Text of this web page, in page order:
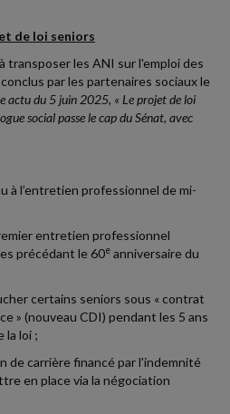
de loi seniors
transposer les ANI sur l'emploi des
par les partenaires sociaux le
actu du 5 juin 2025, « Le projet de loi
social passe le cap du Sénat, avec
à l’entretien professionnel de mi-
entretien professionnel
précédant le 60e anniversaire du
certains seniors sous « contrat
» (nouveau CDI) pendant les 5 ans
la loi ;
de carrière financé par l'indemnité
en place via la négociation